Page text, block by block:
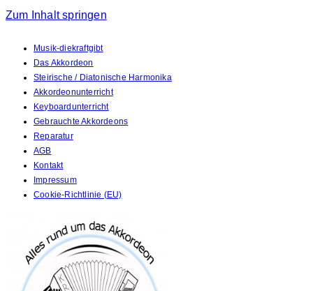
Zum Inhalt springen
Musik-diekraftgibt
Das Akkordeon
Steirische / Diatonische Harmonika
Akkordeonunterricht
Keyboardunterricht
Gebrauchte Akkordeons
Reparatur
AGB
Kontakt
Impressum
Cookie-Richtlinie (EU)